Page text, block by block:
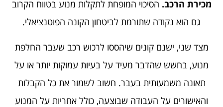
מכירת הרכב. הסיכוי המופחת לתקלות מנוע בטווח הקרוב
גם הוא נקודה שתורמת לביטחון הקונה הפוטנציאלי.
מצד שני, ישנם קונים שיהססו לרכוש רכב שעבר החלפת
מנוע, בחשש שהדבר מעיד על בעיות עמוקות יותר או על
תאונה משמעותית בעבר. חשוב לשמור את כל הקבלות
והאישורים על העבודה שבוצעה, כולל אחריות על המנוע